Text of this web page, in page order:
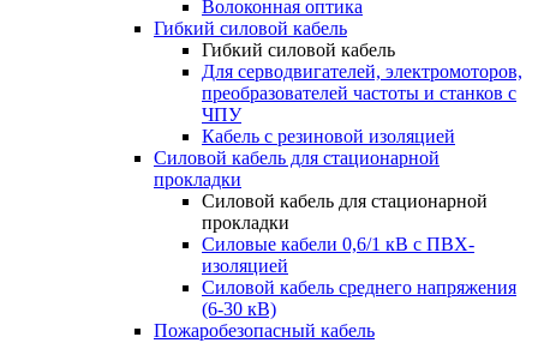
Волоконная оптика
Гибкий силовой кабель
Гибкий силовой кабель
Для серводвигателей, электромоторов,
преобразователей частоты и станков с
ЧПУ
Кабель с резиновой изоляцией
Силовой кабель для стационарной
прокладки
Силовой кабель для стационарной
прокладки
Силовые кабели 0,6/1 кВ с ПВХ-
изоляцией
Силовой кабель среднего напряжения
(6-30 кВ)
Пожаробезопасный кабель